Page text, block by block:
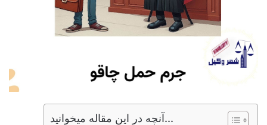
آنچه در این مقاله میخوانید...